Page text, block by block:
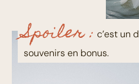
Spoiler : c’est un
souvenirs en bonus.